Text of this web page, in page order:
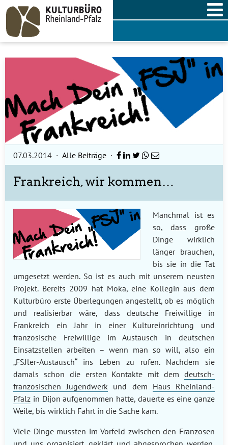
Skip
content
07.03.2014 · Alle Beiträge ·
Frankreich, wir kommen…
Manchmal ist es
so, dass große
Dinge wirklich
länger brauchen,
bis sie in die Tat
umgesetzt werden. So ist es auch mit unserem neusten
Projekt. Bereits 2009 hat Moka, eine Kollegin aus dem
Kulturbüro erste Überlegungen angestellt, ob es möglich
und realisierbar wäre, dass deutsche Freiwillige in
Frankreich ein Jahr in einer Kultureinrichtung und
französische Freiwillige im Austausch in deutschen
Einsatzstellen arbeiten – wenn man so will, also ein
„FSJler-Austausch“ ins Leben zu rufen. Nachdem sie
damals schon die ersten Kontakte mit dem deutsch-
französischen Jugendwerk und dem Haus Rheinland-
Pfalz in Dijon aufgenommen hatte, dauerte es eine ganze
Weile, bis wirklich Fahrt in die Sache kam.
Viele Dinge mussten im Vorfeld zwischen den Franzosen